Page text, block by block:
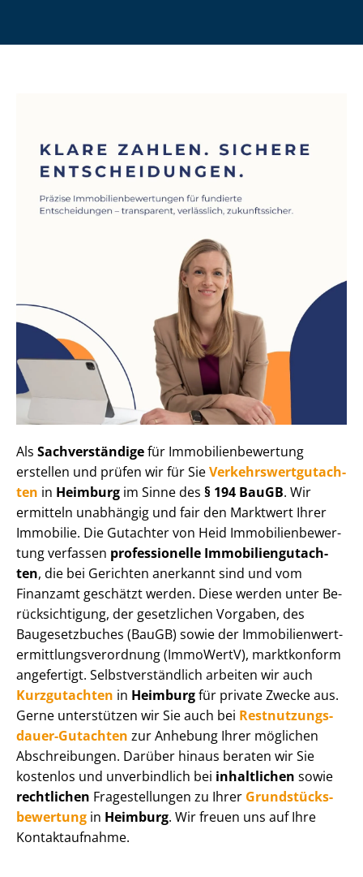
Als Sachverständigefür Im­mo­bi­li­en­be­wer­tung
erstellen und prüfen wir für SieVer­kehrs­wert­gut­ach­
ten in Heimburg im Sinne des § 194 BauGB. Wir
ermitteln unabhängig und fair den Marktwert Ihrer
Immobilie. Die Gutachter von Heid Im­mo­bi­li­en­be­wer­
tung verfassen professionelle Im­mo­bi­li­en­gut­ach­
ten, die bei Gerichten anerkannt sind und vom
Finanzamt geschätzt werden. Diese werden unter Be­
rück­sich­ti­gung, der gesetzlichen Vorgaben, des
Baugesetzbuches (BauGB) sowie der Im­mo­bi­li­en­wert­
ermitt­lungs­ver­ord­nung (ImmoWertV), marktkonform
angefertigt. Selbst­ver­ständ­lich arbeiten wir auch
Kurzgutachten in Heimburgfür private Zwecke aus.
Gerne unterstützen wir Sie auch bei Rest­nut­zungs­
dau­er-Gutachten zur Anhebung Ihrer möglichen
Abschreibungen. Darüber hinaus beraten wir Sie
kostenlos und unverbindlich bei inhaltlichen sowie
rechtlichen Fragestellungen zu Ihrer Grund­stücks­
be­wer­tung in Heimburg. Wir freuen uns auf Ihre
Kontaktaufnahme.